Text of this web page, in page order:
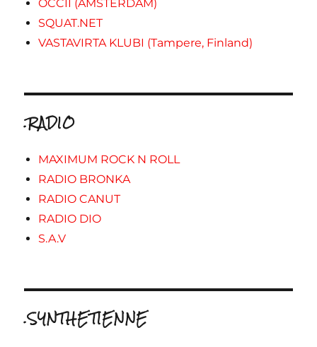
OCCII (AMSTERDAM)
SQUAT.NET
VASTAVIRTA KLUBI (Tampere, Finland)
.RADIO
MAXIMUM ROCK N ROLL
RADIO BRONKA
RADIO CANUT
RADIO DIO
S.A.V
.SYNTHETIENNE